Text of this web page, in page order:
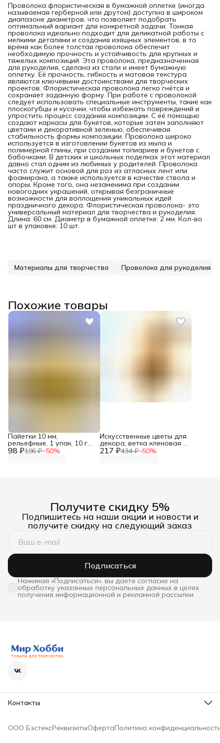
Проволока флористическая в бумажной оплетке (иногда
называемая герберной или друтом) доступна в широком
диапазоне диаметров, что позволяет подобрать
оптимальный вариант для конкретной задачи. Тонкая
проволока идеально подходит для деликатной работы с
мелкими деталями и создания изящных элементов, в то
время как более толстая проволока обеспечит
необходимую прочность и устойчивость для крупных и
тяжелых композиций. Эта проволока, предназначенная
для рукоделия, сделана из стали и имеет бумажную
оплетку. Её прочность, гибкость и матовая текстура
являются ключевыми достоинствами для творческих
проектов. Флористическая проволока легко гнётся и
сохраняет заданную форму. При работе с проволокой
следует использовать специальные инструменты, такие как
плоскогубцы и кусачки, чтобы избежать повреждений и
упростить процесс создания композиции. С её помощью
создают каркасы для букетов, которые затем заполняют
цветами и декоративной зеленью, обеспечивая
стабильность формы композиции. Проволока широко
используется в изготовлении букетов из мыла и
полимерной глины, при создании топиариев и букетов с
бабочками. В детских и школьных поделках этот материал
давно стал одним из любимых у родителей. Проволока
часто служит основой для роз из атласных лент или
фоамирана, а также используется в качестве ствола и
опоры. Кроме того, она незаменима при создании
новогодних украшений, открывая безграничные
возможности для воплощения уникальных идей
праздничного декора. Флористическая проволока- это
универсальный материал для творчества и рукоделия.
Длина: 60 см. Диаметр в бумажной оплетке: 2 мм. Кол-во
шт в упаковке: 10 шт.
Материалы для творчества Проволока для рукоделия
Похожие товары
98 ₽196 ₽−50%
Пайетки 10 мм,
рельефные, 1 упак, 10 гр,
Astra&Craft 217 ₽434 ₽−50%
Искусственные цветы для
декора, ветка кленовая с
ягодами и подсолнухом,
Получите скидку 5%
Подпишитесь на наши акции и новости и
получите скидку на следующий заказ
Подписаться
Нажимая «Подписаться», вы даете согласие на
обработку указанных персональных данных в целях
получения информационной и рекламной рассылки
Контакты
Режим работы
ООО БэстексРеквизитыОфертаПолитика